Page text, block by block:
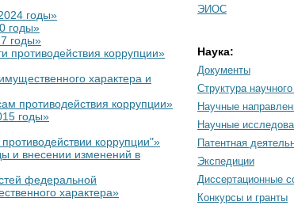
годы»
годы»
годы»
противодействия коррупции»
характера и
противодействия коррупции»
годы»
коррупции"»
и внесении изменений в
федеральной
характера»
ЭИОС
Наука:
Документы
Cтруктура
Научные
Научные
Патентная
Экспедиции
Диссертационные
Конкурсы и гранты